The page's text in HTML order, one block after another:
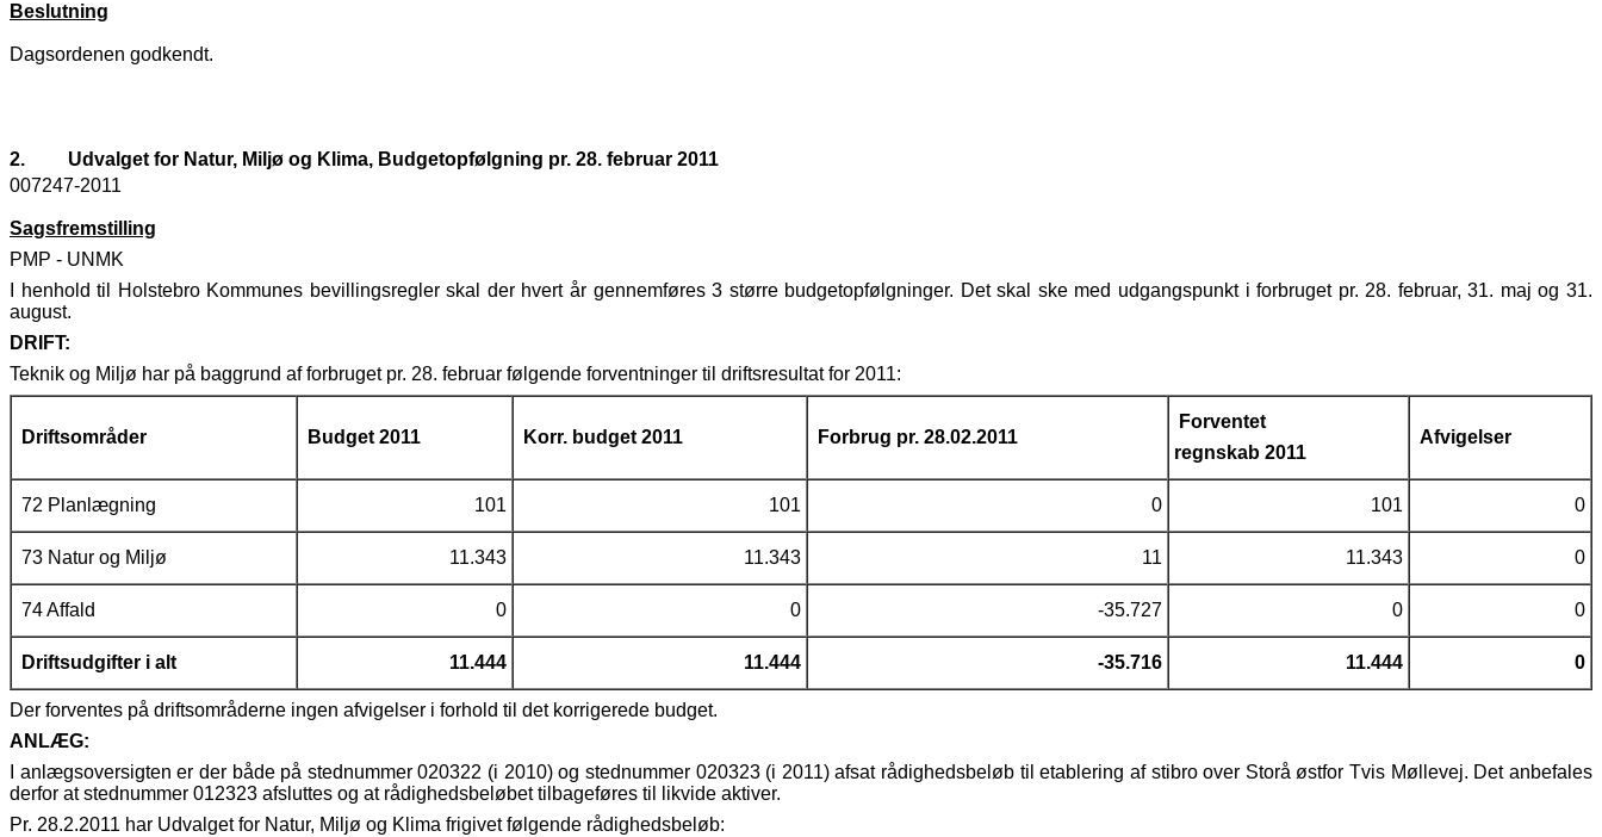
Beslutning
Dagsordenen godkendt.
2.
Udvalget for Natur, Miljø og Klima, Budgetopfølgning pr. 28. februar 2011
007247-2011
Sagsfremstilling
PMP - UNMK
I henhold til Holstebro Kommunes bevillingsregler skal der hvert år gennemføres 3 større budgetopfølgninger. Det skal ske med udgangspunkt i forbruget pr. 28. februar, 31. maj og 31.
august.
DRIFT:
Teknik og Miljø har på baggrund af forbruget pr. 28. februar følgende forventninger til driftsresultat for 2011:
Driftsområder Budget 2011 Korr. budget 2011 Forbrug pr. 28.02.2011
Forventet
regnskab 2011
Afvigelser
72 Planlægning 101 101 0 101 0
73 Natur og Miljø 11.343 11.343 11 11.343 0
74 Affald 0 0 -35.727 0 0
Driftsudgifter i alt 11.444 11.444 -35.716 11.444 0
Der forventes på driftsområderne ingen afvigelser i forhold til det korrigerede budget.
ANLÆG:
I anlægsoversigten er der både på stednummer 020322 (i 2010) og stednummer 020323 (i 2011) afsat rådighedsbeløb til etablering af stibro over Storå østfor Tvis Møllevej. Det anbefales
derfor at stednummer 012323 afsluttes og at rådighedsbeløbet tilbageføres til likvide aktiver.
Pr. 28.2.2011 har Udvalget for Natur, Miljø og Klima frigivet følgende rådighedsbeløb: